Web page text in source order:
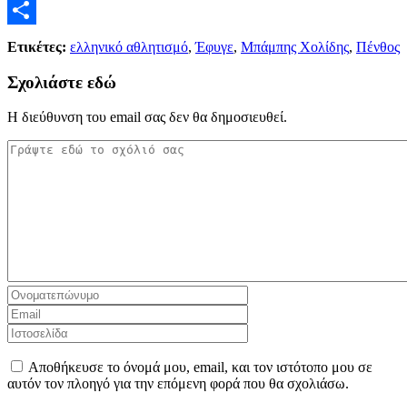
Email
Μοιραστείτε
Ετικέτες: ελληνικό αθλητισμό,Έφυγε, Μπάμπης Χολίδης, Πένθος
Σχολιάστε εδώ
Η διεύθυνση του email σας δεν θα δημοσιευθεί.
Αποθήκευσε το όνομά μου, email, και τον ιστότοπο μου σε
αυτόν τον πλοηγό για την επόμενη φορά που θα σχολιάσω.